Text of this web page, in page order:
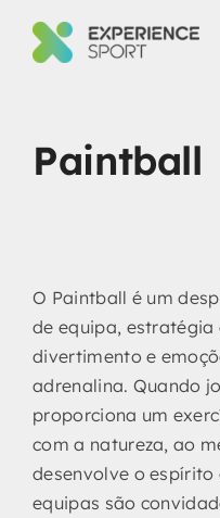
Paintball
O Paintball é um
de equipa,
divertimento e
adrenalina. Quando
proporciona um
com a natureza, ao
desenvolve o espírito
equipas são